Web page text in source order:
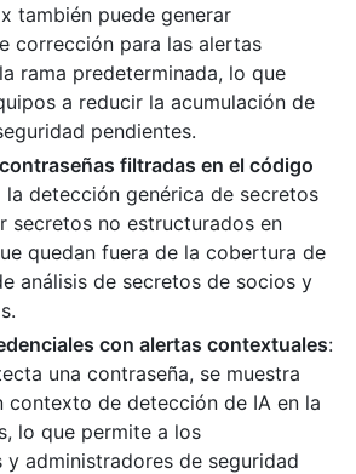
también puede generar
corrección para las alertas
rama predeterminada, lo que
a reducir la acumulación de
pendientes.
filtradas en el código
la detección genérica de secretos
secretos no estructurados en
quedan fuera de la cobertura de
análisis de secretos de socios y
con alertas contextuales:
una contraseña, se muestra
contexto de detección de IA en la
lo que permite a los
y administradores de seguridad